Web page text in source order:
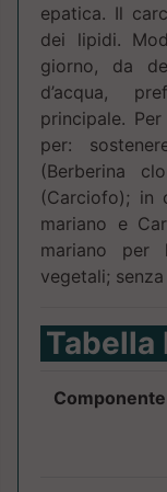
epatica. Il
dei lipidi.
giorno, da
d’acqua,
principale.
per:
(Berberina
(Carciofo); in
mariano e
mariano per
vegetali;
Tabella
Componente